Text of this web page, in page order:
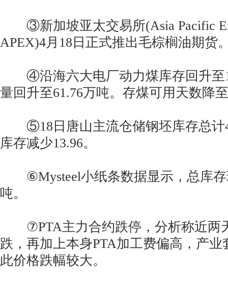
③新加坡亚太交易所(Asia Pacific
APEX)4月18日正式推出毛棕榈油期货
④沿海六大电厂动力煤库存回升至
量回升至61.76万吨。存煤可用天数降
⑤18日唐山主流仓储钢坯库存总计
库存减少13.96。
⑥Mysteel小纸条数据显示，总库存
吨。
⑦PTA主力合约跌停，分析称近两
跌，再加上本身PTA加工费偏高，产
此价格跌幅较大。